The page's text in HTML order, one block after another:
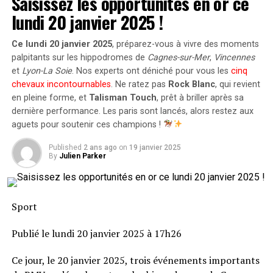
déjà intégré Gaston Sirino et Fiacre Ntwari, avec
l’arrivée imminente d’Inacio Miguel. Sirino, véritable
aimant à trophées, a remporté le championnat avec le
Club Bolivar avant d’ajouter sept titres consécutifs avec
lesMamelodi Sundowns, où il a également décroché
deux coupes Nedbank, le MTN8 et la Ligue Africaine de
Football. À 33 ans, il espère que son palmarès pourra
éclairer le chemin des Chiefs, plongés dans l’obscurité
des trophées depuis 2015.
lundi 20 janvier 2025 !
Ce lundi 20 janvier 2025, préparez-vous à vivre des moments
palpitants sur les hippodromes de Cagnes-sur-Mer, Vincennes
et Lyon-La Soie. Nos experts ont déniché pour vous les cinq
chevaux incontournables. Ne ratez pas Rock Blanc, qui revient
en pleine forme, et Talisman Touch, prêt à briller après sa
dernière performance. Les paris sont lancés, alors restez aux
aguets pour soutenir ces champions !
Published 2 ans ago on 19 janvier 2025
By Julien Parker
Sport
Publié le lundi 20 janvier 2025 à 17h26
Ce jour, le 20 janvier 2025, trois événements importants